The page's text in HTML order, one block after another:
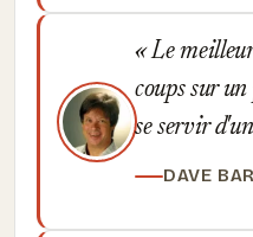
Le
coups sur un
se servir
DAVE